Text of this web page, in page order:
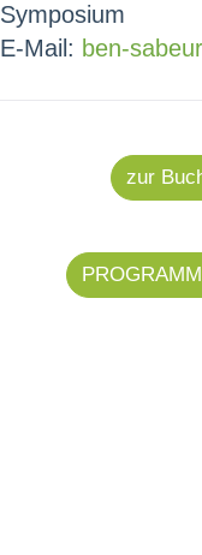
Symposium
E-Mail: ben-
zur